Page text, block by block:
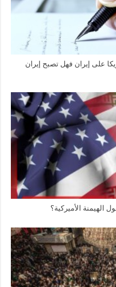
على إيران فهل تصبح إيران
الهيمنة الأميركية؟